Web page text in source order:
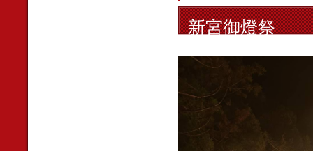
新宮御燈祭